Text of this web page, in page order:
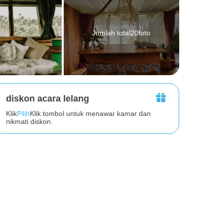
Jumlah total20foto
diskon acara lelang
KlikPilihKlik tombol untuk menawar kamar dan
nikmati diskon.